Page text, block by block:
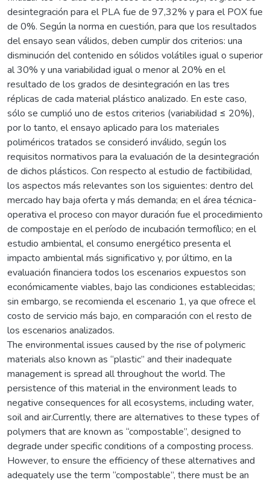
desintegración para el PLA fue de 97,32% y para el POX fue
de 0%. Según la norma en cuestión, para que los resultados
del ensayo sean válidos, deben cumplir dos criterios: una
disminución del contenido en sólidos volátiles igual o superior
al 30% y una variabilidad igual o menor al 20% en el
resultado de los grados de desintegración en las tres
réplicas de cada material plástico analizado. En este caso,
sólo se cumplió uno de estos criterios (variabilidad ≤ 20%),
por lo tanto, el ensayo aplicado para los materiales
poliméricos tratados se consideró inválido, según los
requisitos normativos para la evaluación de la desintegración
de dichos plásticos. Con respecto al estudio de factibilidad,
los aspectos más relevantes son los siguientes: dentro del
mercado hay baja oferta y más demanda; en el área técnica-
operativa el proceso con mayor duración fue el procedimiento
de compostaje en el período de incubación termofílico; en el
estudio ambiental, el consumo energético presenta el
impacto ambiental más significativo y, por último, en la
evaluación financiera todos los escenarios expuestos son
económicamente viables, bajo las condiciones establecidas;
sin embargo, se recomienda el escenario 1, ya que ofrece el
costo de servicio más bajo, en comparación con el resto de
los escenarios analizados.
The environmental issues caused by the rise of polymeric
materials also known as “plastic” and their inadequate
management is spread all throughout the world. The
persistence of this material in the environment leads to
negative consequences for all ecosystems, including water,
soil and air.Currently, there are alternatives to these types of
polymers that are known as “compostable”, designed to
degrade under specific conditions of a composting process.
However, to ensure the efficiency of these alternatives and
adequately use the term “compostable”, there must be an